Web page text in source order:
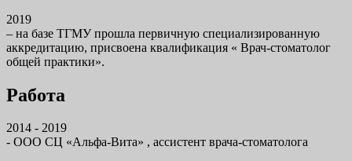
2019
– на базе ТГМУ прошла первичную специализированную
аккредитацию, присвоена квалификация « Врач-стоматолог
общей практики».
Работа
2014 - 2019
- ООО СЦ «Альфа-Вита» , ассистент врача-стоматолога